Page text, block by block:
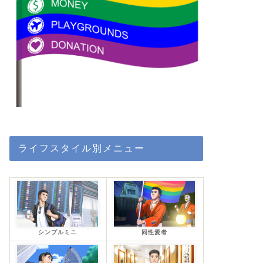
ライフスタイル別メニュー
シンプルミニ 同性愛者